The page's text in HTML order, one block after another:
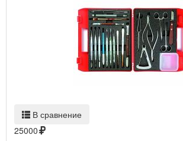
В сравнение
25000